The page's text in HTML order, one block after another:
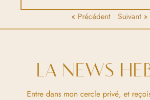
« Précédent Suivant »
LA NEWS
Entre dans mon cercle privé, et